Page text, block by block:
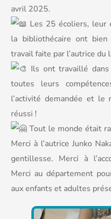
avril 2025.
Les 25 écoliers, leur
la bibliothécaire ont
travail faite par l’autrice du
Ils ont travaillé
toutes leurs
l’activité demandée et le
réussi !
Tout le monde était
Merci à l’autrice Junko
gentillesse. Merci à
Merci au département
aux enfants et adultes